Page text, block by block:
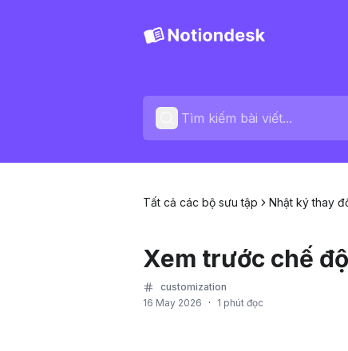
Tất cả các bộ sưu tập Nhật ký thay
Xem trước chế
customization
16 May 2026
· 1 phút đọc